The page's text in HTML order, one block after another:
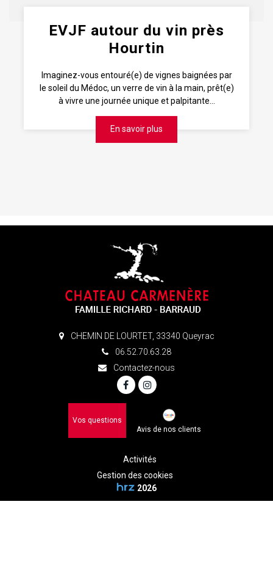
EVJF autour du vin près
Hourtin
Imaginez-vous entouré(e) de vignes baignées par
le soleil du Médoc, un verre de vin à la main, prêt(e)
à vivre une journée unique et palpitante...
En savoir plus
CHEMIN DE LOURTET, 33340 Queyrac
06.52.70.63.28
Contactez-nous
Vos questions
Avis de nos clients
Activités
Gestion des cookies
2026